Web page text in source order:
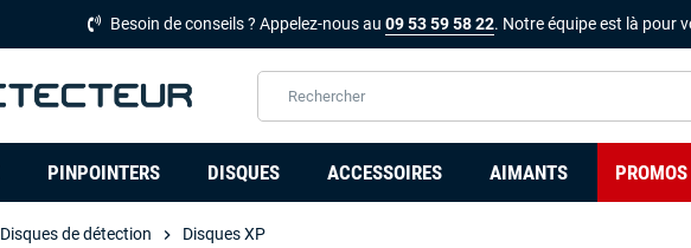
Besoin de conseils ? Appelez-nous au09 53 59 58 22. Notre équipe est là pour
PINPOINTERS DISQUES ACCESSOIRES AIMANTS PROMOS
Disques de détection chevron_right Disques XP